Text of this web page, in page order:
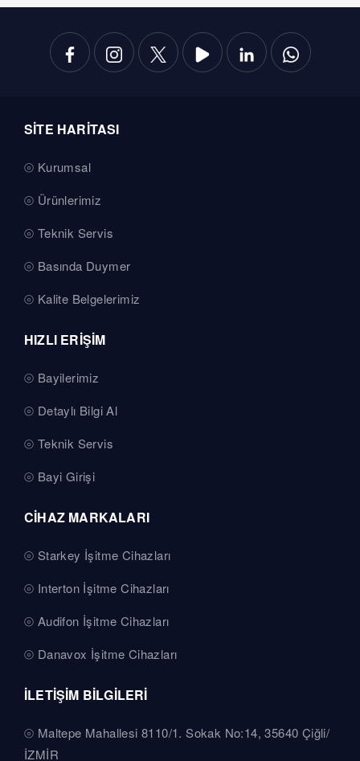
SİTE HARİTASI
Kurumsal
Ürünlerimiz
Teknik Servis
Basında Duymer
Kalite Belgelerimiz
HIZLI ERİŞİM
Bayilerimiz
Detaylı Bilgi Al
Teknik Servis
Bayi Girişi
CİHAZ MARKALARI
Starkey İşitme Cihazları
Interton İşitme Cihazları
Audifon İşitme Cihazları
Danavox İşitme Cihazları
İLETİŞİM BİLGİLERİ
Maltepe Mahallesi 8110/1. Sokak No:14, 35640 Çiğli/
İZMİR